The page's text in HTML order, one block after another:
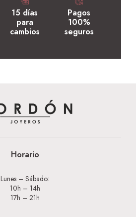
15 días
para
cambios
Pagos
100%
seguros
Horario
Lunes – Sábado:
10h – 14h
17h – 21h